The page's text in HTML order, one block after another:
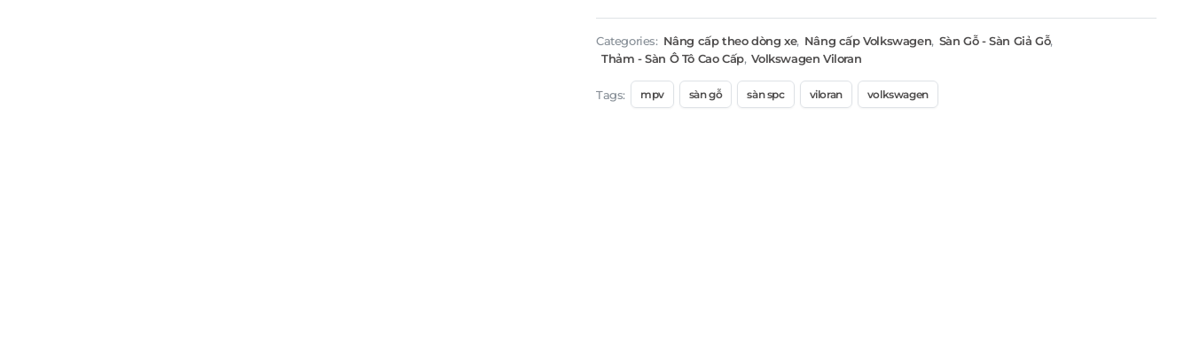
đến
13.000.000 ₫
Categories: Nâng cấp theo dòng xe, Nâng cấp Volkswagen, Sàn Gỗ - Sàn Giả Gỗ,
Thảm - Sàn Ô Tô Cao Cấp, Volkswagen Viloran
Tags: mpv sàn gỗ sàn spc viloran volkswagen